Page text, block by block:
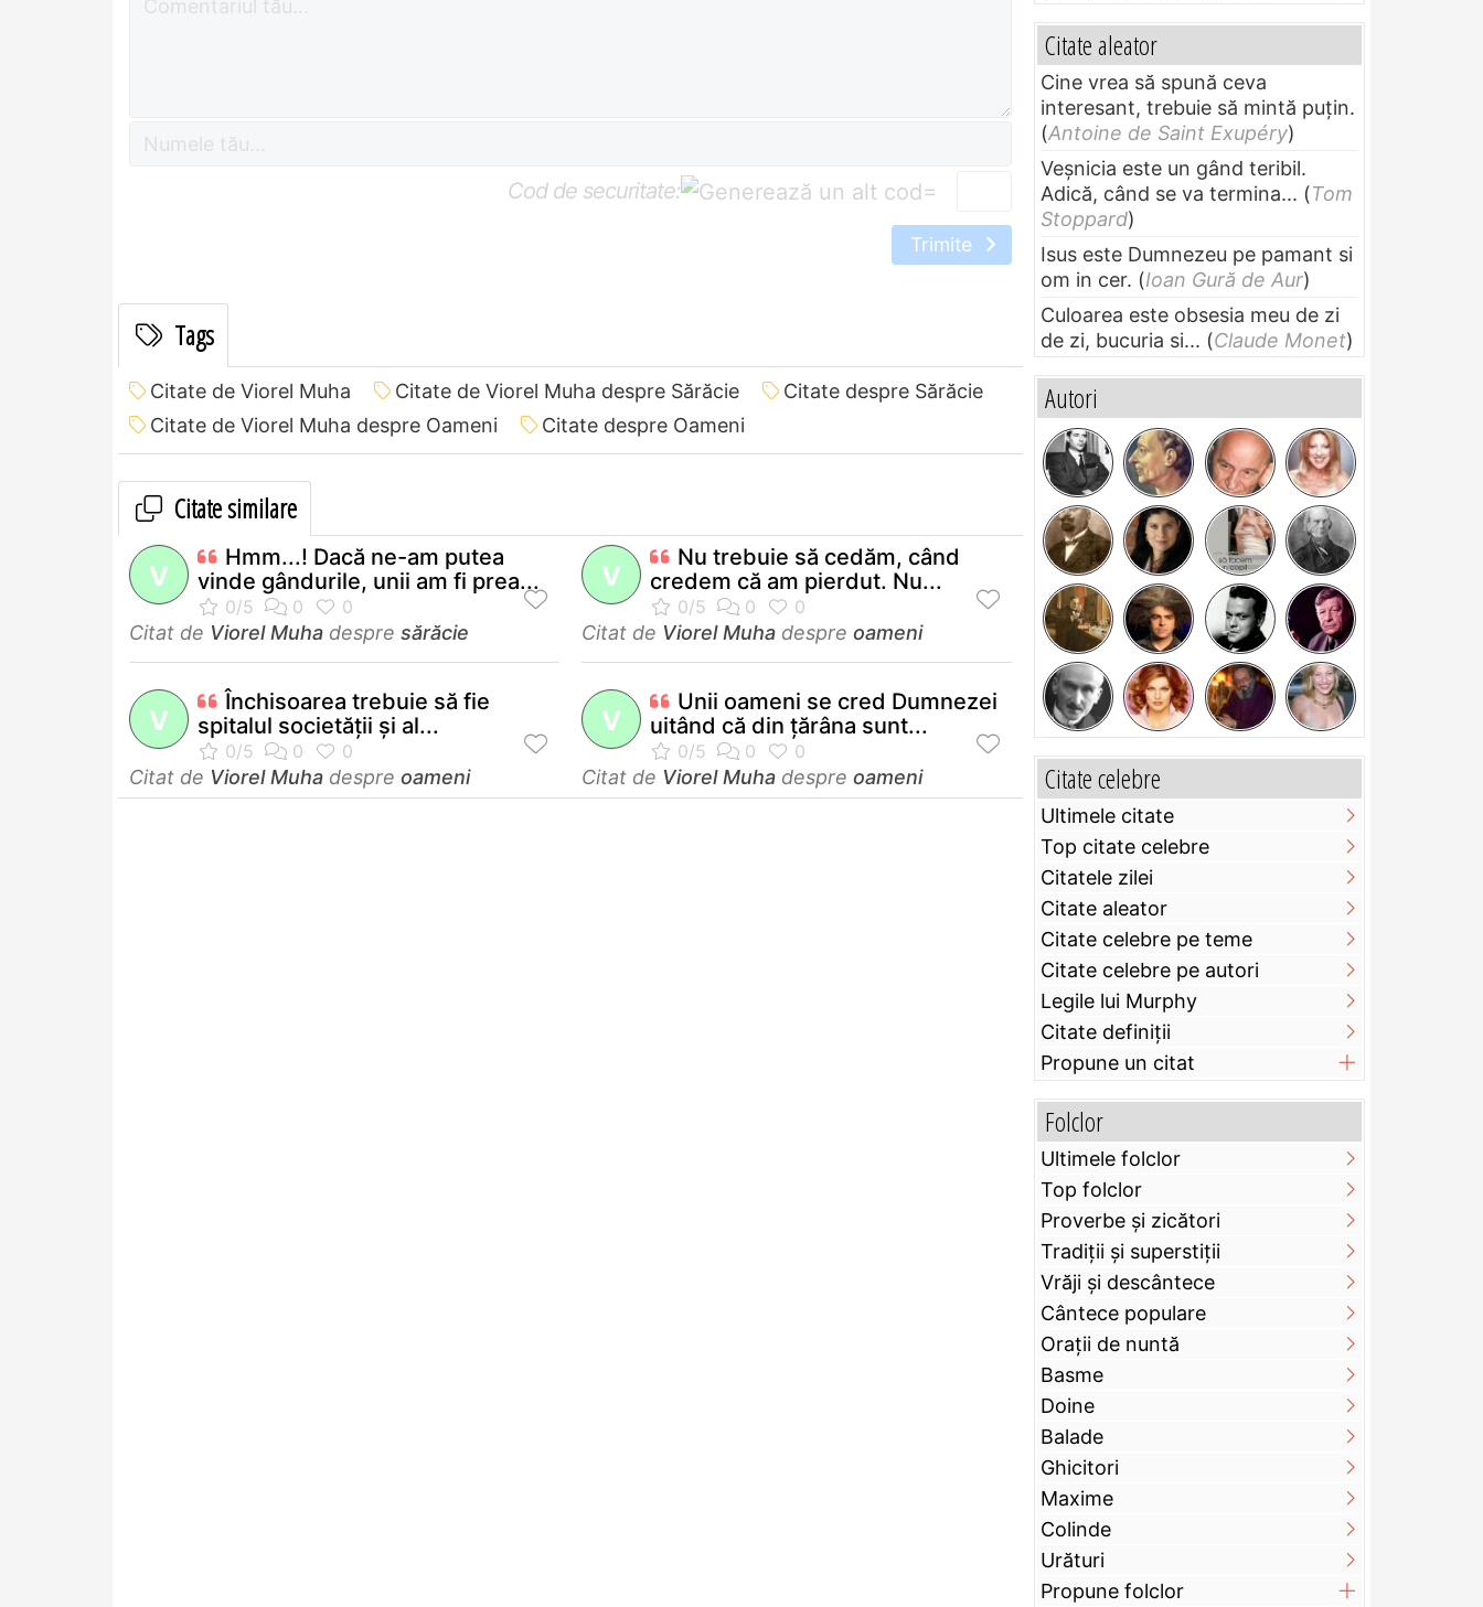
Cod de securitate: =
Trimite
Tags
Citate de Viorel Muha Citate de Viorel Muha despre Sărăcie
Citate despre Sărăcie
Citate de Viorel Muha despre Oameni
Citate despre Oameni
Citate similare
V
Hmm...! Dacă ne-am putea
vinde gândurile, unii am fi prea...
Citat de Viorel Muha despre sărăcie
V
Nu trebuie să cedăm, când
credem că am pierdut. Nu...
Citat de Viorel Muha despre oameni
V
Închisoarea trebuie să fie
spitalul societăţii şi al...
Citat de Viorel Muha despre oameni
V
Unii oameni se cred Dumnezei
uitând că din ţărâna sunt...
Citat de Viorel Muha despre oameni
Citate aleator
Cine vrea să spună ceva
interesant, trebuie să mintă puțin.
(Antoine de Saint Exupéry)
Veșnicia este un gând teribil.
Adică, când se va termina... (Tom
Stoppard)
Isus este Dumnezeu pe pamant si
om in cer. (Ioan Gură de Aur)
Culoarea este obsesia meu de zi
de zi, bucuria si... (Claude Monet)
Autori
Citate celebre
Ultimele citate
Top citate celebre
Citatele zilei
Citate aleator
Citate celebre pe teme
Citate celebre pe autori
Legile lui Murphy
Citate definiţii
Propune un citat
Folclor
Ultimele folclor
Top folclor
Proverbe și zicători
Tradiții și superstiții
Vrăji și descântece
Cântece populare
Orații de nuntă
Basme
Doine
Balade
Ghicitori
Maxime
Colinde
Urături
Propune folclor